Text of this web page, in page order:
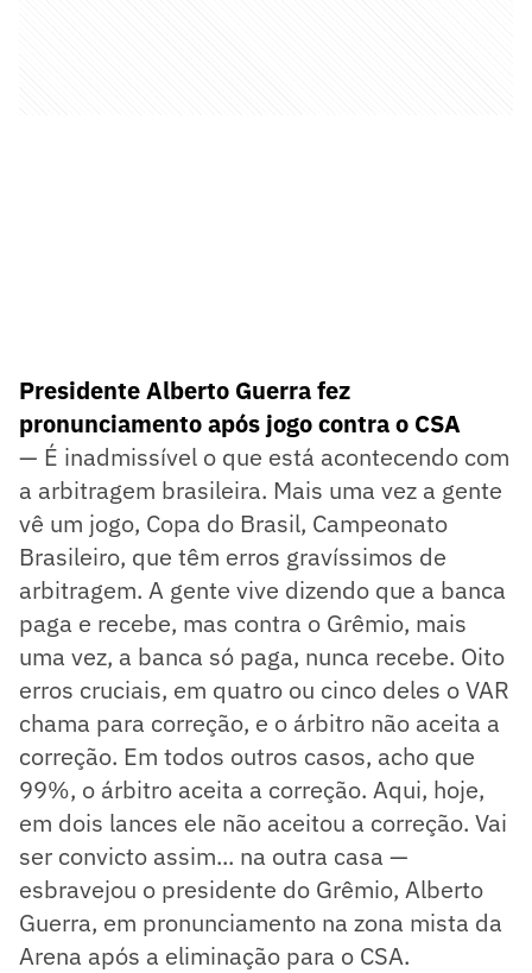
Presidente Alberto Guerra fez
pronunciamento após jogo contra o CSA
— É inadmissível o que está acontecendo com
a arbitragem brasileira. Mais uma vez a gente
vê um jogo, Copa do Brasil, Campeonato
Brasileiro, que têm erros gravíssimos de
arbitragem. A gente vive dizendo que a banca
paga e recebe, mas contra o Grêmio, mais
uma vez, a banca só paga, nunca recebe. Oito
erros cruciais, em quatro ou cinco deles o VAR
chama para correção, e o árbitro não aceita a
correção. Em todos outros casos, acho que
99%, o árbitro aceita a correção. Aqui, hoje,
em dois lances ele não aceitou a correção. Vai
ser convicto assim... na outra casa —
esbravejou o presidente do Grêmio, Alberto
Guerra, em pronunciamento na zona mista da
Arena após a eliminação para o CSA.